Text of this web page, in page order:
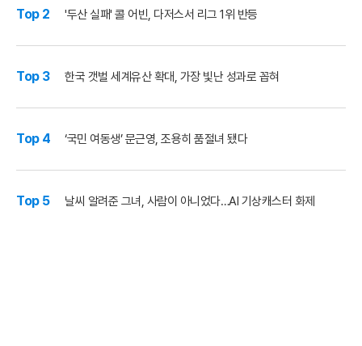
Top 2 '두산 실패' 콜 어빈, 다저스서 리그 1위 반등
Top 3 한국 갯벌 세계유산 확대, 가장 빛난 성과로 꼽혀
Top 4 ‘국민 여동생’ 문근영, 조용히 품절녀 됐다
Top 5 날씨 알려준 그녀, 사람이 아니었다…AI 기상캐스터 화제